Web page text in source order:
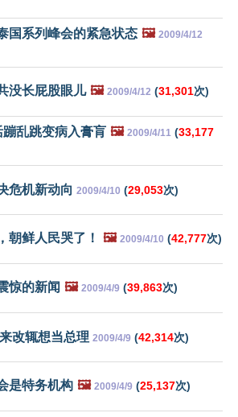
国系列峰会的紧急状态 🖼️ 2009/4/12
没长屁股眼儿 🖼️ 2009/4/12 (31,301次)
乱跳变病入膏肓 🖼️ 2009/4/11 (33,177
危机新动向 2009/4/10 (29,053次)
朝鲜人民哭了！ 🖼️ 2009/4/10 (42,777次)
惊的新闻 🖼️ 2009/4/9 (39,863次)
改辄想当总理 2009/4/9 (42,314次)
是特务机构 🖼️ 2009/4/9 (25,137次)